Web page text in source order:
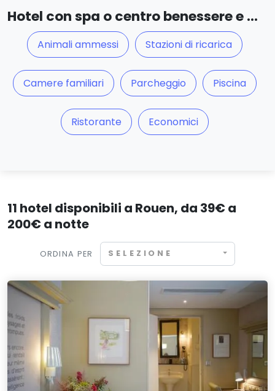
Hotel con spa o centro benessere e ...
Animali ammessi Stazioni di ricarica
Camere familiari Parcheggio Piscina
Ristorante Economici
11 hotel disponibili a Rouen, da 39€ a
200€ a notte
ORDINA PER SELEZIONE